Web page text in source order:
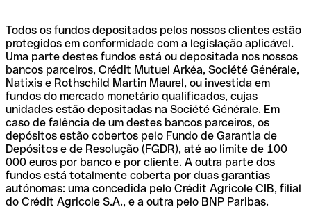
Todos os fundos depositados pelos nossos clientes estão
protegidos em conformidade com a legislação aplicável.
Uma parte destes fundos está ou depositada nos nossos
bancos parceiros, Crédit Mutuel Arkéa, Société Générale,
Natixis e Rothschild Martin Maurel, ou investida em
fundos do mercado monetário qualificados, cujas
unidades estão depositadas na Société Générale. Em
caso de falência de um destes bancos parceiros, os
depósitos estão cobertos pelo Fundo de Garantia de
Depósitos e de Resolução (FGDR), até ao limite de 100
000 euros por banco e por cliente. A outra parte dos
fundos está totalmente coberta por duas garantias
autónomas: uma concedida pelo Crédit Agricole CIB, filial
do Crédit Agricole S.A., e a outra pelo BNP Paribas.